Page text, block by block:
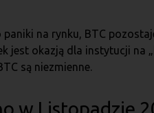
na rynku, BTC
jest okazją dla instytucji na
są niezmienne.
w Listopadzie